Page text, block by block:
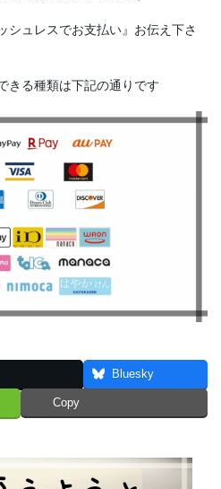
シュレスでお支払い』お伝え下さ
きる種類は下記の通りです
Bluesky
Copy